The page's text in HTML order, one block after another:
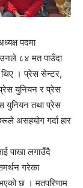
पदमा
८४ मत पाउँदा
थिए । प्रेस सेन्टर,
युनियन र प्रेस
युनियन तथा प्रेस
असहयोग गर्दा हार
पाखा लगाउँदै
गरेका
छ । मतपरिणाम